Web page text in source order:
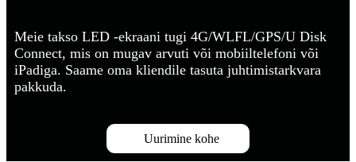
Meie takso LED -ekraani tugi 4G/WLFL/GPS/U Disk
Connect, mis on mugav arvuti või mobiiltelefoni või
iPadiga. Saame oma kliendile tasuta juhtimistarkvara
pakkuda.
Uurimine kohe